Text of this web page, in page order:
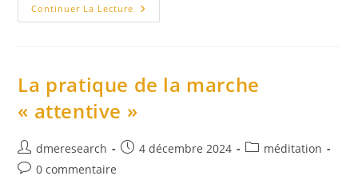
Continuer La Lecture Comment
Les
Yin
Et
Yang
Du
(VO
Anglaise)
La pratique de la marche
« attentive »
Auteur/autrice
de
dmeresearch
Publication
4 décembre 2024
Postméditation
Commentaires
0 commentaire